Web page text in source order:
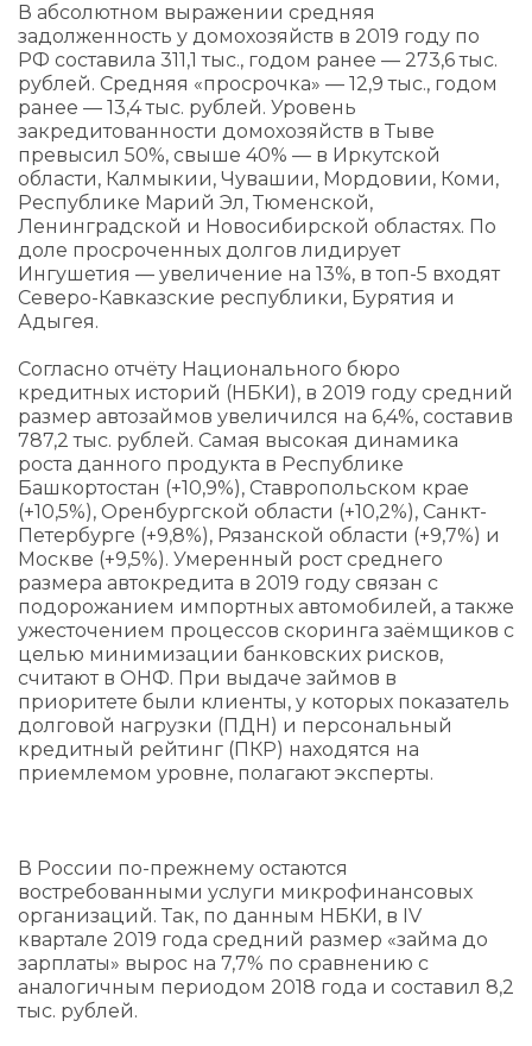
В абсолютном выражении средняя
задолженность у домохозяйств в 2019 году по
РФ составила 311,1 тыс., годом ранее — 273,6 тыс.
рублей. Средняя «просрочка» — 12,9 тыс., годом
ранее — 13,4 тыс. рублей. Уровень
закредитованности домохозяйств в Тыве
превысил 50%, свыше 40% — в Иркутской
области, Калмыкии, Чувашии, Мордовии, Коми,
Республике Марий Эл, Тюменской,
Ленинградской и Новосибирской областях. По
доле просроченных долгов лидирует
Ингушетия — увеличение на 13%, в топ-5 входят
Северо-Кавказские республики, Бурятия и
Адыгея.
Согласно отчёту Национального бюро
кредитных историй (НБКИ), в 2019 году средний
размер автозаймов увеличился на 6,4%, составив
787,2 тыс. рублей. Самая высокая динамика
роста данного продукта в Республике
Башкортостан (+10,9%), Ставропольском крае
(+10,5%), Оренбургской области (+10,2%), Санкт-
Петербурге (+9,8%), Рязанской области (+9,7%) и
Москве (+9,5%). Умеренный рост среднего
размера автокредита в 2019 году связан с
подорожанием импортных автомобилей, а также
ужесточением процессов скоринга заёмщиков с
целью минимизации банковских рисков,
считают в ОНФ. При выдаче займов в
приоритете были клиенты, у которых показатель
долговой нагрузки (ПДН) и персональный
кредитный рейтинг (ПКР) находятся на
приемлемом уровне, полагают эксперты.
В России по-прежнему остаются
востребованными услуги микрофинансовых
организаций. Так, по данным НБКИ, в IV
квартале 2019 года средний размер «займа до
зарплаты» вырос на 7,7% по сравнению с
аналогичным периодом 2018 года и составил 8,2
тыс. рублей.